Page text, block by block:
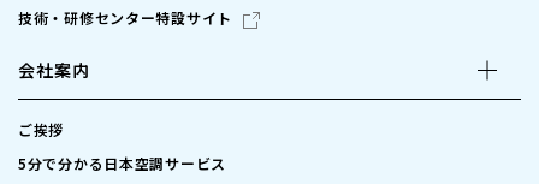
技術・研修センター特設サイト
会社案内
ご挨拶
5分で分かる日本空調サービス